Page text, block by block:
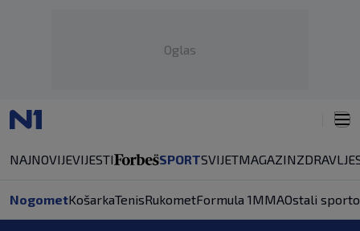
Oglas
NAJNOVIJEVIJESTI SPORTSVIJETMAGAZINZDRAVLJE
NogometKošarkaTenisRukometFormula 1MMAOstali